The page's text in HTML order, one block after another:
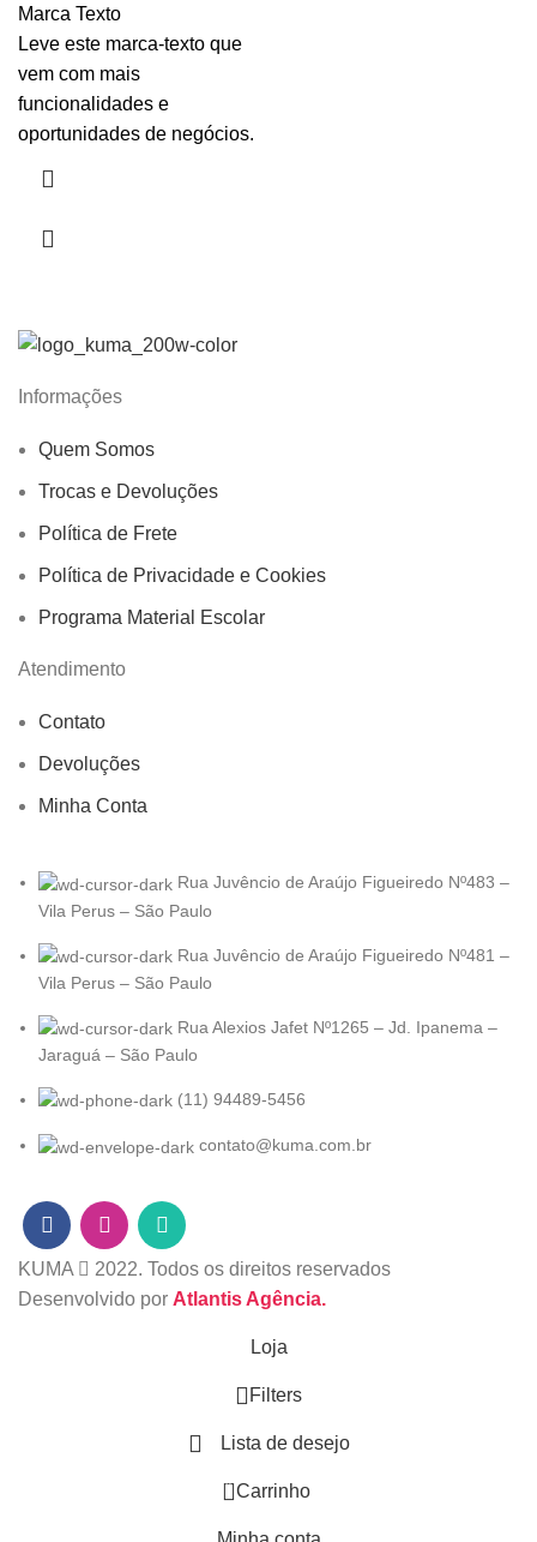
Marca Texto
Leve este marca-texto que
vem com mais
funcionalidades e
oportunidades de negócios.
Informações
Quem Somos
Trocas e Devoluções
Política de Frete
Política de Privacidade e Cookies
Programa Material Escolar
Atendimento
Contato
Devoluções
Minha Conta
Rua Juvêncio de Araújo Figueiredo Nº483 –
Vila Perus – São Paulo
Rua Juvêncio de Araújo Figueiredo Nº481 –
Vila Perus – São Paulo
Rua Alexios Jafet Nº1265 – Jd. Ipanema –
Jaraguá – São Paulo
(11) 94489-5456
contato@kuma.com.br
KUMA
2022. Todos os direitos reservados
Desenvolvido por Atlantis Agência.
Loja
Filters
Lista de desejo
0 Carrinho